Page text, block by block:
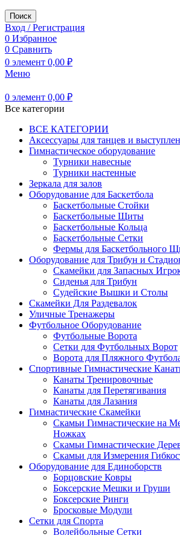
Поиск
Вход / Регистрация
0 Избранное
0 Сравнить
0 элемент 0,00 ₽
Меню
0 элемент 0,00 ₽
Все категории
ВСЕ КАТЕГОРИИ
Аксессуары для танцев и
Гимнастическое оборудование
Турники навесные
Турники настенные
Зеркала для залов
Оборудование для Баскетбола
Баскетбольные Стойки
Баскетбольные Щиты
Баскетбольные Кольца
Баскетбольные Сетки
Фермы для Баскетбольного
Оборудование для Трибун и
Скамейки для Запасных
Сиденья для Трибун
Судейские Вышки и Столы
Скамейки Для Раздевалок
Уличные Тренажеры
Футбольное Оборудование
Футбольные Ворота
Сетки для Футбольных Ворот
Ворота для Пляжного
Спортивные Гимнастические
Канаты Тренировочные
Канаты для Перетягивания
Канаты для Лазания
Гимнастические Скамейки
Скамьи Гимнастические на
Ножках
Скамьи Гимнастические
Скамьи для Измерения
Оборудование для Единоборств
Борцовские Ковры
Боксерские Мешки и Груши
Боксерские Ринги
Бросковые Модули
Сетки для Спорта
Волейбольные Сетки